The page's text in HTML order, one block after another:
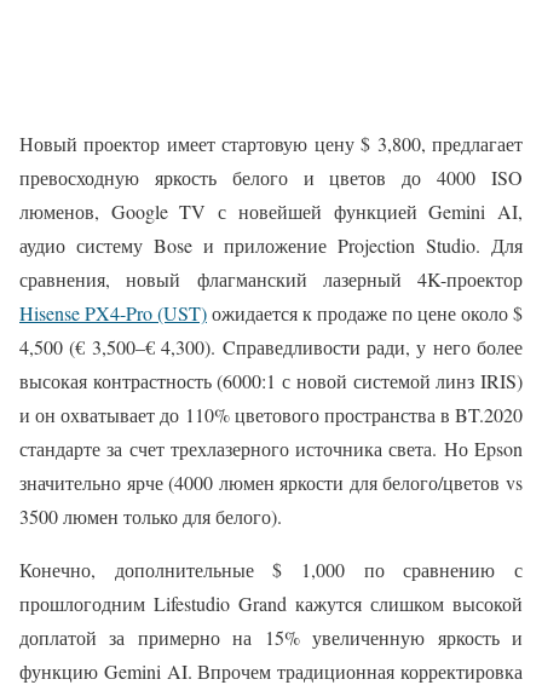
Новый проектор имеет стартовую цену $ 3,800, предлагает
превосходную яркость белого и цветов до 4000 ISO
люменов, Google TV с новейшей функцией Gemini AI,
аудио систему Bose и приложение Projection Studio. Для
сравнения, новый флагманский лазерный 4K-проектор
Hisense PX4-Pro (UST)ожидается к продаже по цене около $
4,500 (€ 3,500–€ 4,300). Cправедливости ради, у него более
высокая контрастность (6000:1 с новой системой линз IRIS)
и он охватывает до 110% цветового пространства в BT.2020
стандарте за счет трехлазерного источника света. Но Epson
значительно ярче (4000 люмен яркости для белого/цветов vs
3500 люмен только для белого).
Конечно, дополнительные $ 1,000 по сравнению с
прошлогодним Lifestudio Grand кажутся слишком высокой
доплатой за примерно на 15% увеличенную яркость и
функцию Gemini AI. Впрочем традиционная корректировка